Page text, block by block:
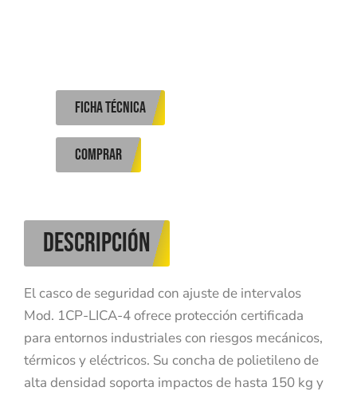
ficha técnica
COMPRAR
DESCRIPCIÓN
El casco de seguridad con ajuste de intervalos
Mod. 1CP-LICA-4 ofrece protección certificada
para entornos industriales con riesgos mecánicos,
térmicos y eléctricos. Su concha de polietileno de
alta densidad soporta impactos de hasta 150 kg y